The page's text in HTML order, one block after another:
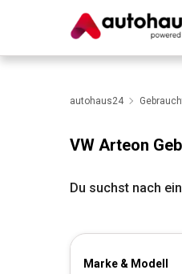
Wir bewerten dein Auto
autohaus24
VW Arteon
Du suchst nach
Marke & Modell